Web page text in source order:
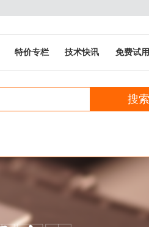
特价专栏 技术快讯 免费试用